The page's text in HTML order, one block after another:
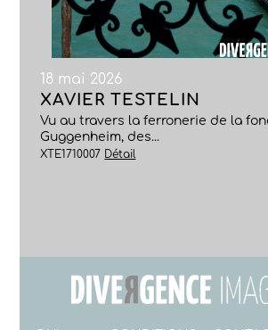
18 mai 2026
XAVIER TESTELIN
Vu au travers la ferronerie de la
Guggenheim, des...
XTE1710007 Détail